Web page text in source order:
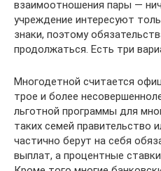
взаимоотношения пары —
учреждение интересуют
знаки, поэтому
продолжаться. Есть три
Многодетной считается
трое и более
льготной программы для
таких семей правительство
частично берут на себя
выплат, а процентные